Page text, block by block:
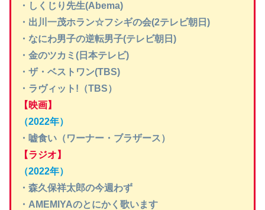
・しくじり先生(Abema)
・出川一茂ホラン☆フシギの会(2テレビ朝日)
・なにわ男子の逆転男子(テレビ朝日)
・金のツカミ(日本テレビ)
・ザ・ベストワン(TBS)
・ラヴィット!（TBS）
【映画】
（2022年）
・嘘食い（ワーナー・ブラザース）
【ラジオ】
（2022年）
・森久保祥太郎の今週わず
・AMEMIYAのとにかく歌います